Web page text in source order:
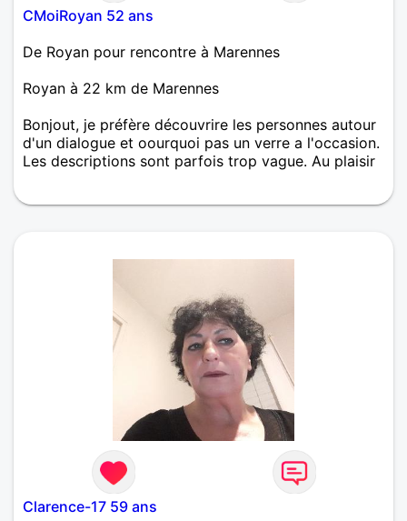
CMoiRoyan 52 ans
De Royan pour rencontre à Marennes
Royan à 22 km de Marennes
Bonjout, je préfère découvrire les personnes autour
d'un dialogue et oourquoi pas un verre a l'occasion.
Les descriptions sont parfois trop vague. Au plaisir
Clarence-17 59 ans